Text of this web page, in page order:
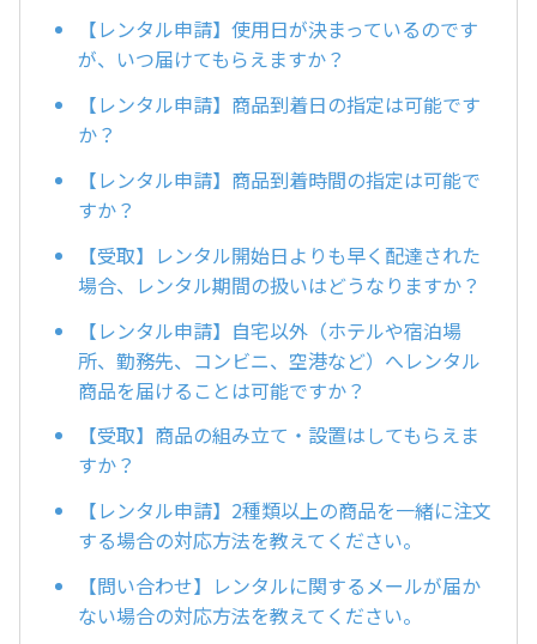
【レンタル申請】使用日が決まっているのです
が、いつ届けてもらえますか？
【レンタル申請】商品到着日の指定は可能です
か？
【レンタル申請】商品到着時間の指定は可能で
すか？
【受取】レンタル開始日よりも早く配達された
場合、レンタル期間の扱いはどうなりますか？
【レンタル申請】自宅以外（ホテルや宿泊場
所、勤務先、コンビニ、空港など）へレンタル
商品を届けることは可能ですか？
【受取】商品の組み立て・設置はしてもらえま
すか？
【レンタル申請】2種類以上の商品を一緒に注文
する場合の対応方法を教えてください。
【問い合わせ】レンタルに関するメールが届か
ない場合の対応方法を教えてください。